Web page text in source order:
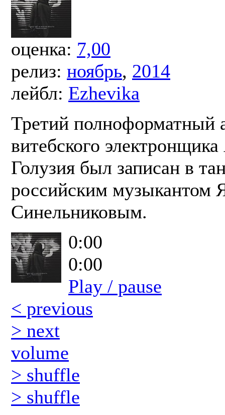
оценка: 7,00
релиз: ноябрь, 2014
лейбл: Ezhevika
Третий полноформатный
витебского
Голузия был записан в
российским музыкантом
Синельниковым.
0:00
0:00
Play / pause
< previous
> next
volume
> shuffle
> shuffle